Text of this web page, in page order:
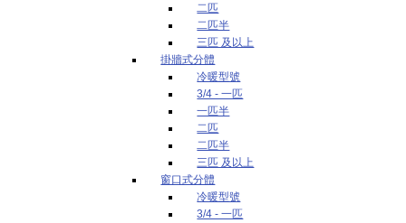
二匹
二匹半
三匹 及以上
掛牆式分體
冷暖型號
3/4 - 一匹
一匹半
二匹
二匹半
三匹 及以上
窗口式分體
冷暖型號
3/4 - 一匹